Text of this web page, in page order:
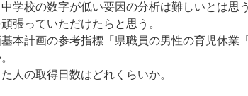
学校の数字が低い要因の分析は難しいとは思
張っていただけたらと思う。
本計画の参考指標「県職員の男性の育児休業
人の取得日数はどれくらいか。